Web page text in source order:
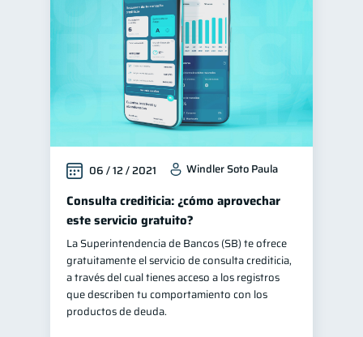
06 / 12 / 2021 Windler Soto Paula
Consulta crediticia: ¿cómo aprovechar
este servicio gratuito?
La Superintendencia de Bancos (SB) te ofrece
gratuitamente el servicio de consulta crediticia,
a través del cual tienes acceso a los registros
que describen tu comportamiento con los
productos de deuda.